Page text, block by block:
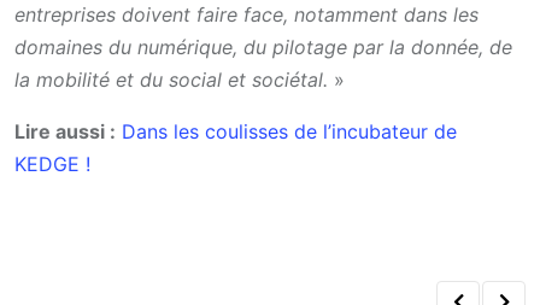
entreprises doivent faire face, notamment dans les
domaines du numérique, du pilotage par la donnée, de
la mobilité et du social et sociétal. »
Lire aussi : Dans les coulisses de l’incubateur de
KEDGE !